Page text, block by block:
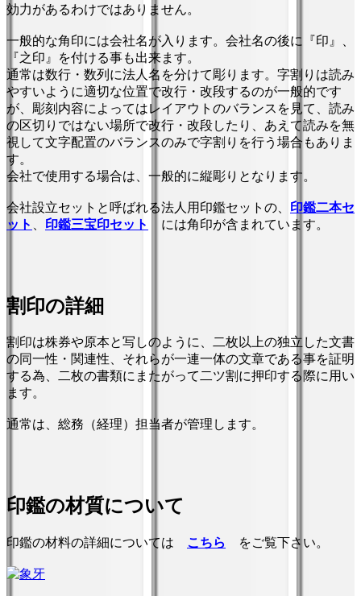
効力があるわけではありません。
一般的な角印には会社名が入ります。会社名の後に『印』、
『之印』を付ける事も出来ます。
通常は数行・数列に法人名を分けて彫ります。字割りは読み
やすいように適切な位置で改行・改段するのが一般的です
が、彫刻内容によってはレイアウトのバランスを見て、読み
の区切りではない場所で改行・改段したり、あえて読みを無
視して文字配置のバランスのみで字割りを行う場合もありま
す。
会社で使用する場合は、一般的に縦彫りとなります。
会社設立セットと呼ばれる法人用印鑑セットの、 印鑑二本セ
ット
印鑑三宝印セット には角印が含まれています。
割印の詳細
割印は株券や原本と写しのように、二枚以上の独立した文書
の同一性・関連性、それらが一連一体の文章である事を証明
する為、二枚の書類にまたがって二ツ割に押印する際に用い
ます。
通常は、総務（経理）担当者が管理します。
印鑑の材質について
印鑑の材料の詳細については こちら をご覧下さい。